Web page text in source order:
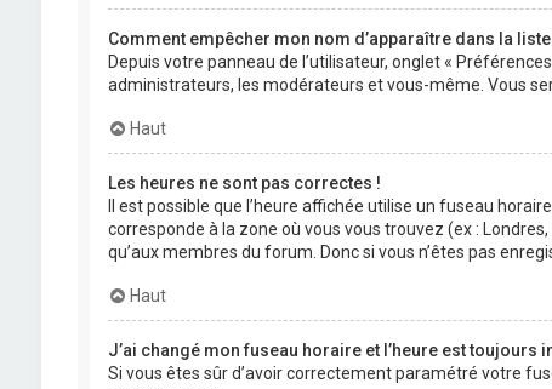
Comment empêcher mon nom d’apparaître dans la
Depuis votre panneau de l’utilisateur, onglet «
administrateurs, les modérateurs et vous-même. Vous
Haut
Les heures ne sont pas correctes !
Il est possible que l’heure affichée utilise un fuseau
corresponde à la zone où vous vous trouvez (ex :
qu’aux membres du forum. Donc si vous n’êtes pas
Haut
J’ai changé mon fuseau horaire et l’heure est toujours
Si vous êtes sûr d’avoir correctement paramétré votre